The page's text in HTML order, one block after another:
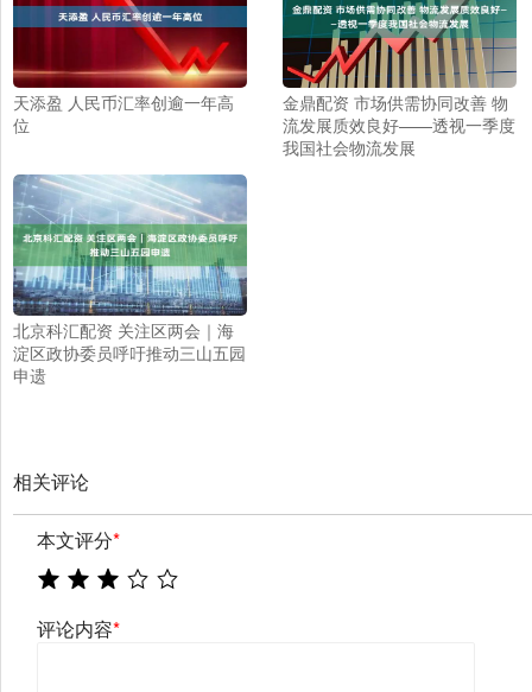
天添盈 人民币汇率创逾一年高
位
金鼎配资 市场供需协同改善 物
流发展质效良好——透视一季度
我国社会物流发展
北京科汇配资 关注区两会｜海
淀区政协委员呼吁推动三山五园
申遗
相关评论
本文评分*
评论内容*